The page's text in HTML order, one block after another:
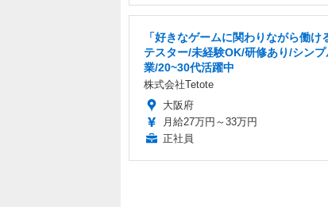
「好きなゲームに関わりながら働け
テスター/未経験OK/研修あり/シンプ
業/20~30代活躍中
株式会社Tetote
大阪府
月給27万円～33万円
正社員